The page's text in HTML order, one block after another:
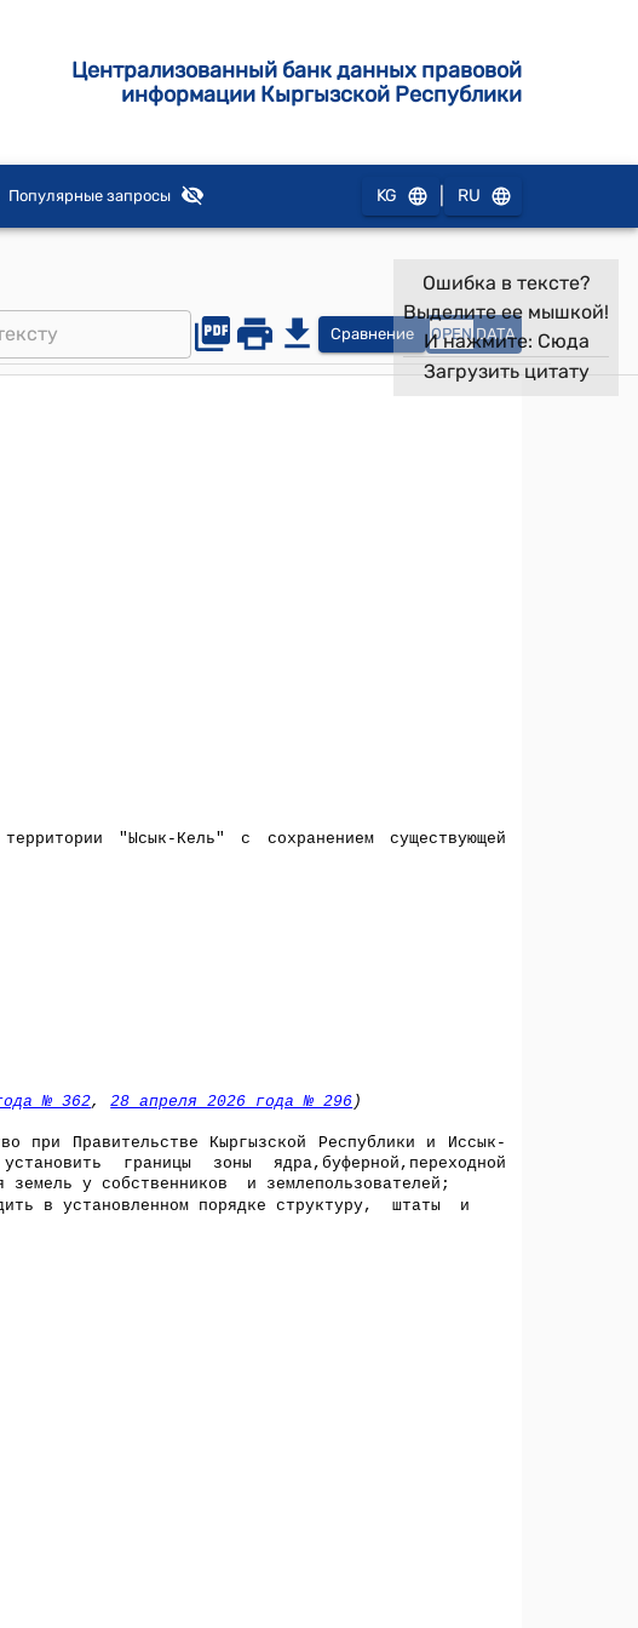
Централизованный банк данных правовой
информации Кыргызской Республики
Популярные запросы KG RU
Сравнение OPEN DATA
Ошибка в тексте?
Выделите ее мышкой!
И нажмите: Сюда
Загрузить цитату